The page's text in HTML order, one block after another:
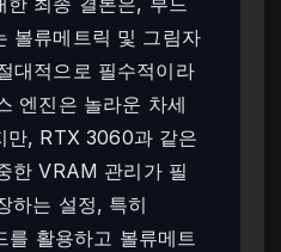
볼류메트릭 및 그림자
대적으로 필수적이라
엔진은 놀라운 차세
만, RTX 3060과 같은
한 VRAM 관리가 필
하는 설정, 특히
활용하고 볼류메트